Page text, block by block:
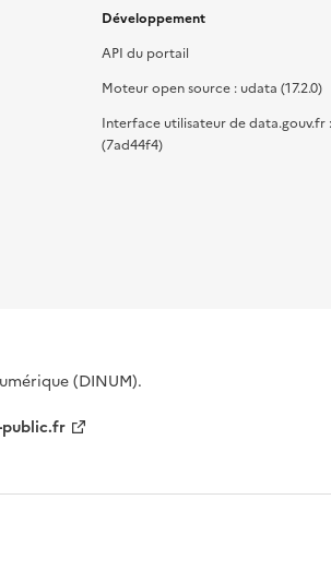
Développement
API du portail
Moteur open source : udata (17.2.0)
Interface utilisateur de data.gouv.fr
(7ad44f4)
(DINUM).
public.fr